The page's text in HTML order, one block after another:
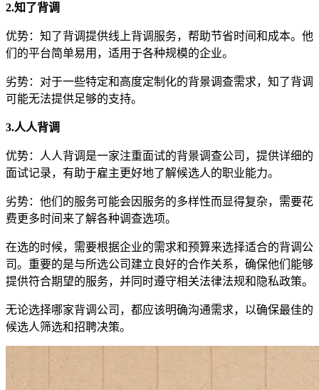
2.知了背调
优势：知了背调提供线上背调服务，帮助节省时间和成本。他
们的平台简单易用，适用于各种规模的企业。
劣势：对于一些特定和高度定制化的背景调查需求，知了背调
可能无法提供足够的支持。
3.人人背调
优势：人人背调是一家注重面试的背景调查公司，提供详细的
面试记录，有助于雇主更好地了解候选人的职业能力。
劣势：他们的服务可能会因服务的多样性而显得复杂，需要花
费更多时间来了解各种调查选项。
在选的时候，需要根据企业的需求和预算来选择适合的背调公
司。重要的是与所选公司建立良好的合作关系，确保他们能够
提供符合期望的服务，并同时遵守相关法律法规和隐私政策。
无论选择哪家背调公司，都应该明确沟通需求，以确保最佳的
候选人筛选和招聘决策。